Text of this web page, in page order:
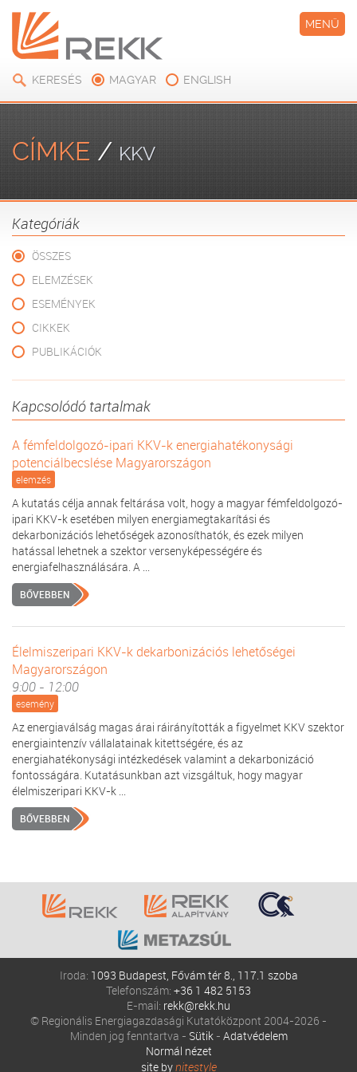
KERESÉS MAGYAR ENGLISH
MENÜ
CÍMKE / KKV
Kategóriák
ÖSSZES
ELEMZÉSEK
ESEMÉNYEK
CIKKEK
PUBLIKÁCIÓK
Kapcsolódó tartalmak
A fémfeldolgozó-ipari KKV-k energiahatékonysági
potenciálbecslése Magyarországon
elemzés
A kutatás célja annak feltárása volt, hogy a magyar fémfeldolgozó-
ipari KKV-k esetében milyen energiamegtakarítási és
dekarbonizációs lehetőségek azonosíthatók, és ezek milyen
hatással lehetnek a szektor versenyképességére és
energiafelhasználására. A ...
BŐVEBBEN
Élelmiszeripari KKV-k dekarbonizációs lehetőségei
Magyarországon
9:00 - 12:00
esemény
Az energiaválság magas árai ráirányították a figyelmet KKV szektor
energiaintenzív vállalatainak kitettségére, és az
energiahatékonysági intézkedések valamint a dekarbonizáció
fontosságára. Kutatásunkban azt vizsgáltuk, hogy magyar
élelmiszeripari KKV-k ...
BŐVEBBEN
Iroda: 1093 Budapest, Fővám tér 8., 117.1 szoba
Telefonszám: +36 1 482 5153
E-mail: rekk@rekk.hu
© Regionális Energiagazdasági Kutatóközpont 2004-2026 -
Minden jog fenntartva - Sütik- Adatvédelem
Normál nézet
site bynitestyle